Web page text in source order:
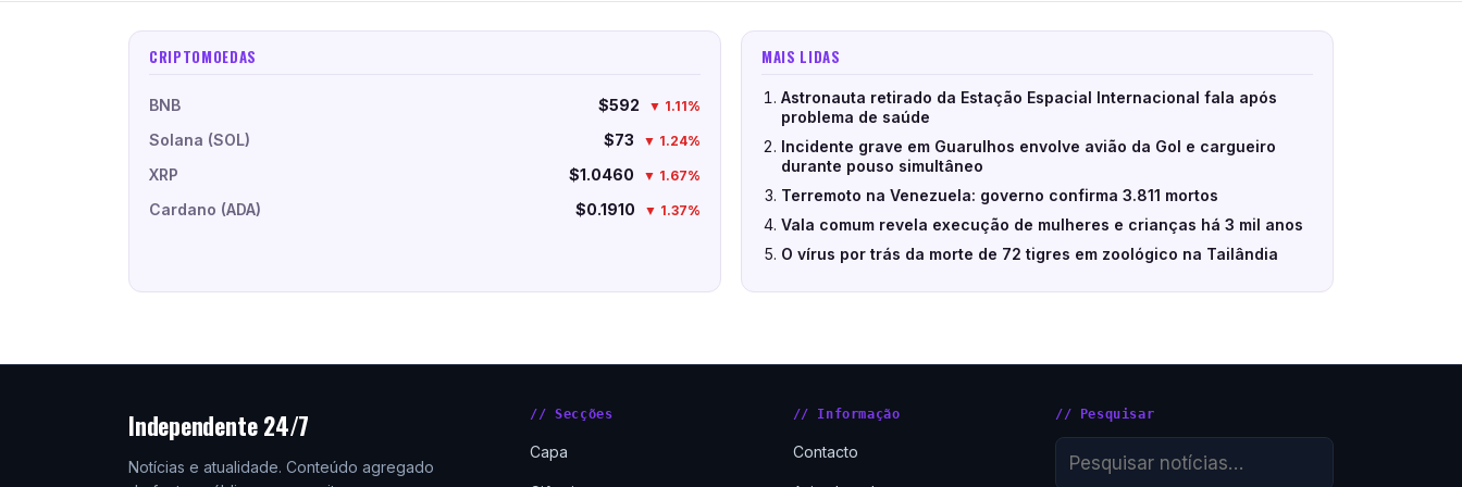
CRIPTOMOEDAS
BNB $592 ▼ 1.11%
Solana (SOL) $73 ▼ 1.24%
XRP $1.0460 ▼ 1.67%
Cardano (ADA) $0.1910 ▼ 1.37%
MAIS LIDAS
Astronauta retirado da Estação Espacial Internacional fala após
problema de saúde
Incidente grave em Guarulhos envolve avião da Gol e cargueiro
durante pouso simultâneo
Terremoto na Venezuela: governo confirma 3.811 mortos
Vala comum revela execução de mulheres e crianças há 3 mil anos
O vírus por trás da morte de 72 tigres em zoológico na Tailândia
Independente 24/7
Notícias e atualidade. Conteúdo agregado
// Secções
Capa
// Informação
Contacto
// Pesquisar